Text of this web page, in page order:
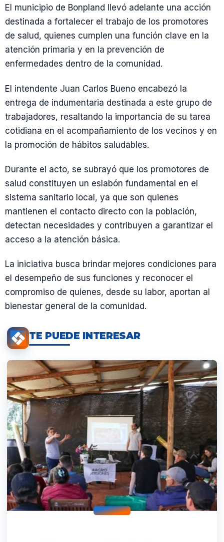
El municipio de Bonpland llevó adelante una acción
destinada a fortalecer el trabajo de los promotores
de salud, quienes cumplen una función clave en la
atención primaria y en la prevención de
enfermedades dentro de la comunidad.
El intendente Juan Carlos Bueno encabezó la
entrega de indumentaria destinada a este grupo de
trabajadores, resaltando la importancia de su tarea
cotidiana en el acompañamiento de los vecinos y en
la promoción de hábitos saludables.
Durante el acto, se subrayó que los promotores de
salud constituyen un eslabón fundamental en el
sistema sanitario local, ya que son quienes
mantienen el contacto directo con la población,
detectan necesidades y contribuyen a garantizar el
acceso a la atención básica.
La iniciativa busca brindar mejores condiciones para
el desempeño de sus funciones y reconocer el
compromiso de quienes, desde su labor, aportan al
bienestar general de la comunidad.
TE PUEDE INTERESAR